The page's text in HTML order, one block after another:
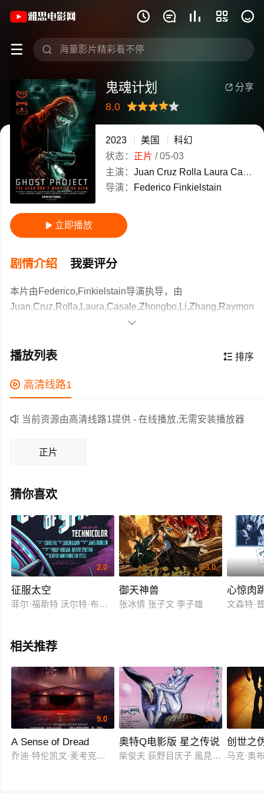
    
 
《鬼魂计划》(2023)美国英语高清电影
 分享
鬼魂计划
8.0
很差较差还行推荐力荐
2023 美国
科幻
状态： 正片 /05-03
主演： Juan Cruz Rolla Laura Casale
导演：
Federico Finkielstain
 立即播放
剧情介绍 我要评分
本片由Federico,Finkielstain导演执导，由
等主演，故事情节跌岩起伏、扣人心弦，领广大科幻片爱
作为一部 上映的科幻电影，在当期同类题材影片中具有一
剧情紧凑，角色塑造鲜明，适合喜欢科幻类电影的观众观
看。

 排序
播放列表
 高清线路1
 当前资源由高清线路1提供 - 在线播放,无需安装播放器
正片
猜你喜欢
2.0
征服太空
菲尔·福斯特 沃尔特·布鲁克 埃里克·弗莱明 米基·肖夫尼西
3.0
御天神兽
张冰倩 张子文 李子雄
心惊肉
文森特·
相关推荐
9.0
A Sense of Dread
乔迪·特伦凯文·麦考克尔虹膜
9.0
奥特Q电影版 星之传说
柴俊夫 荻野目庆子 風見しんご
创世之
马克·奥